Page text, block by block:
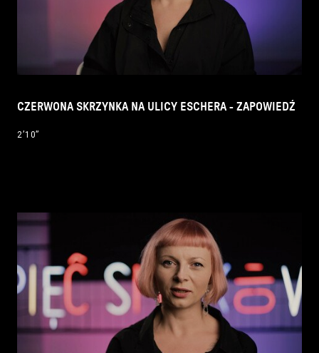
CZERWONA SKRZYNKA NA ULICY ESCHERA - ZAPOWIEDŹ
2’10’’